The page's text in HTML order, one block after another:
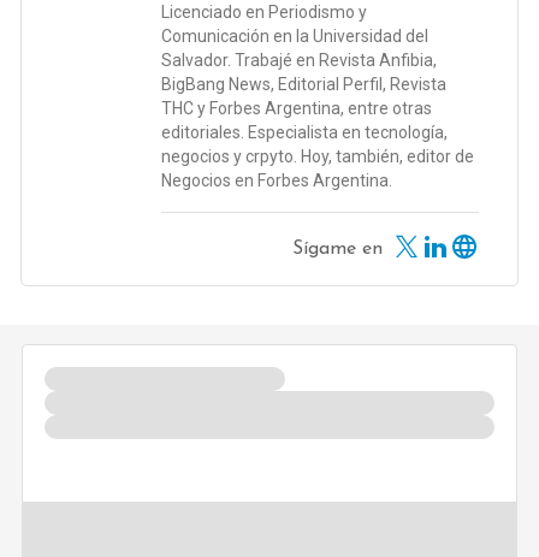
Licenciado en Periodismo y
Comunicación en la Universidad del
Salvador. Trabajé en Revista Anfibia,
BigBang News, Editorial Perfil, Revista
THC y Forbes Argentina, entre otras
editoriales. Especialista en tecnología,
negocios y crpyto. Hoy, también, editor de
Negocios en Forbes Argentina.
Sígame en